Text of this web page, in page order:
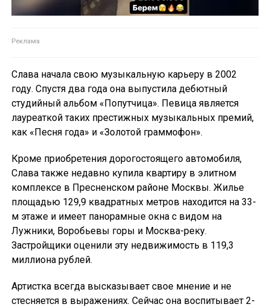
Слава начала свою музыкальную карьеру в 2002
году. Спустя два года она выпустила дебютный
студийный альбом «Попутчица». Певица является
лауреаткой таких престижных музыкальных премий,
как «Песня года» и «Золотой граммофон».
Кроме приобретения дорогостоящего автомобиля,
Слава также недавно купила квартиру в элитном
комплексе в Пресненском районе Москвы. Жилье
площадью 129,9 квадратных метров находится на 33-
м этаже и имеет панорамные окна с видом на
Лужники, Воробьевы горы и Москва-реку.
Застройщики оценили эту недвижимость в 119,3
миллиона рублей.
Артистка всегда высказывает свое мнение и не
стесняется в выражениях. Сейчас она воспитывает 2-